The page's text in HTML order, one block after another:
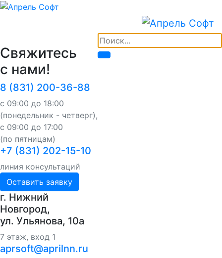
Свяжитесь
с нами!
8 (831) 200-36-88
с 09:00 до 18:00
(понедельник - четверг),
с 09:00 до 17:00
(по пятницам)
+7 (831) 202-15-10
линия консультаций
Оставить заявку
г. Нижний
Новгород,
ул. Ульянова, 10a
7 этаж, вход 1
aprsoft@aprilnn.ru